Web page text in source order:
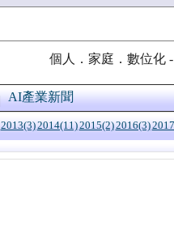
個人．家庭．數位化
AI產業新聞
2013(3)2014(11)2015(2)2016(3)